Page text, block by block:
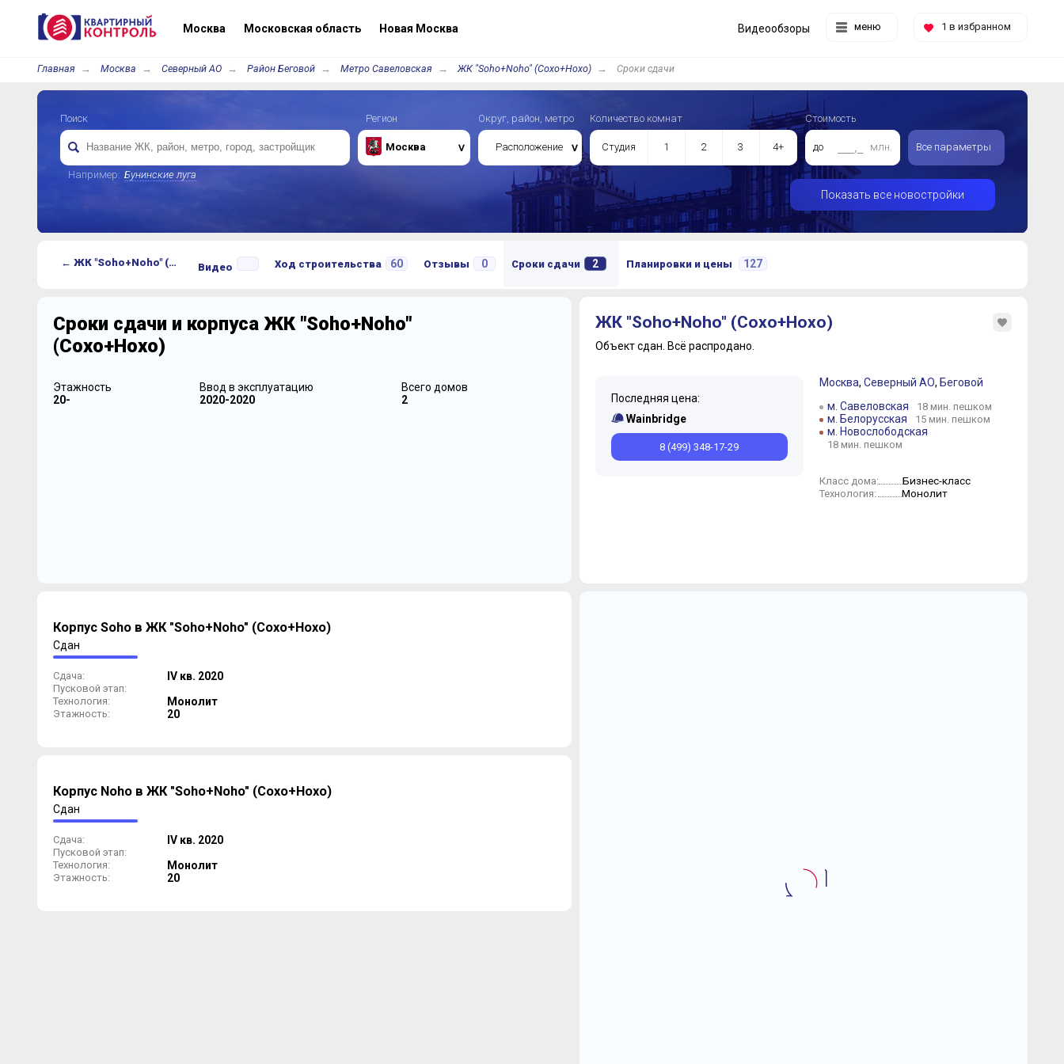
Москва Московская область Новая Москва меню 1 в избранном
Видеообзоры
Главная Москва Северный АО Район Беговой Метро Савеловская ЖК "Soho+Noho" (Сохо+Нохо) Сроки сдачи
Поиск
Например: Бунинские луга
Регион
Москва
Округ, район, метро
Расположение
Количество комнат
Студия 1 2 3 4+
Стоимость
до млн. Все параметры
Показать все новостройки
← ЖК "Soho+Noho" (Сохо+Нохо) Видео Ход строительства 60 Отзывы 0 Сроки сдачи 2 Планировки и цены 127
Сроки сдачи и корпуса ЖК "Soho+Noho"
(Сохо+Нохо)
Этажность
20-
Ввод в эксплуатацию
2020-2020
Всего домов
2
Корпус Soho в ЖК "Soho+Noho" (Сохо+Нохо)
Сдан
Сдача: IV кв. 2020
Пусковой этап:
Технология:
Монолит
Этажность: 20
Корпус Noho в ЖК "Soho+Noho" (Сохо+Нохо)
Сдан
Сдача: IV кв. 2020
Пусковой этап:
Технология:
Монолит
Этажность: 20
ЖК "Soho+Noho" (Сохо+Нохо)
Объект сдан. Всё распродано.
Последняя цена:
Wainbridge
8 (499) 348-17-29
Москва, Северный АО, Беговой
м. Савеловская
18 мин. пешком
м. Белорусская 15 мин. пешком
м. Новослободская
18 мин. пешком
Класс дома: Бизнес-класс
Технология: Монолит